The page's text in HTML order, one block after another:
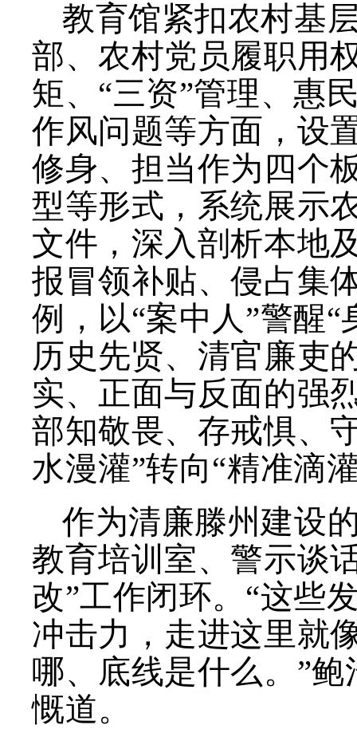
教育馆紧扣农村基
部、农村党员履职用
矩、“三资”管理、惠
作风问题等方面，设
修身、担当作为四个
型等形式，系统展示
文件，深入剖析本地
报冒领补贴、侵占集
例，以“案中人”警醒
历史先贤、清官廉吏
实、正面与反面的强
部知敬畏、存戒惧、
水漫灌”转向“精准滴
作为清廉滕州建设
教育培训室、警示谈
改”工作闭环。“这些
冲击力，走进这里就
哪、底线是什么。”
慨道。